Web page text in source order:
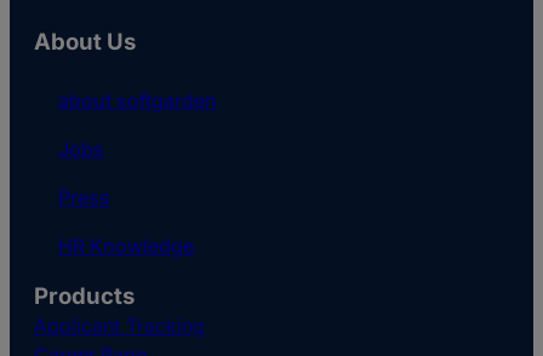
About Us
about softgarden
Jobs
Press
HR Knowledge
Products
Applicant Tracking